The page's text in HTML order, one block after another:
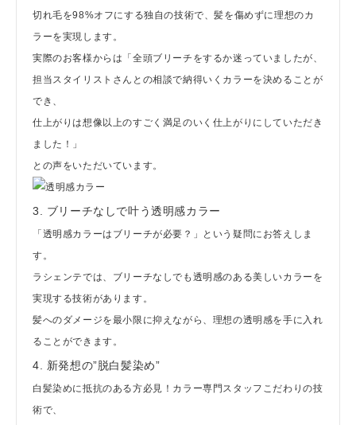
切れ毛を98%オフにする独自の技術で、髪を傷めずに理想のカ
ラーを実現します。
実際のお客様からは「全頭ブリーチをするか迷っていましたが、
担当スタイリストさんとの相談で納得いくカラーを決めることが
でき、
仕上がりは想像以上のすごく満足のいく仕上がりにしていただき
ました！」
との声をいただいています。
3. ブリーチなしで叶う透明感カラー
「透明感カラーはブリーチが必要？」という疑問にお答えしま
す。
ラシェンテでは、ブリーチなしでも透明感のある美しいカラーを
実現する技術があります。
髪へのダメージを最小限に抑えながら、理想の透明感を手に入れ
ることができます。
4. 新発想の”脱白髪染め”
白髪染めに抵抗のある方必見！カラー専門スタッフこだわりの技
術で、